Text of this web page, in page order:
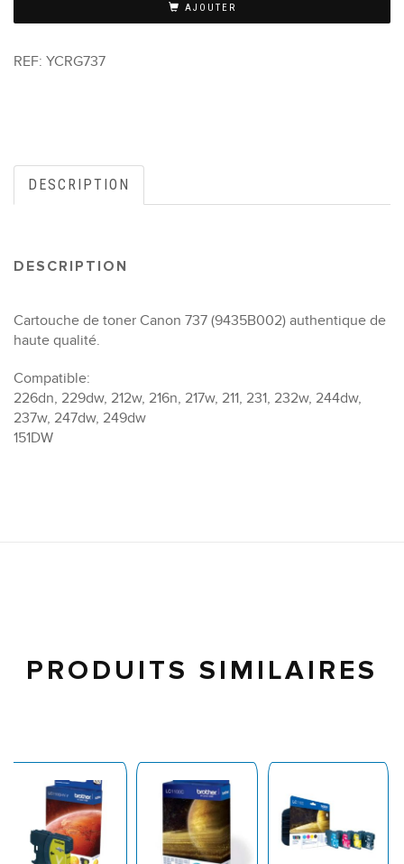
AJOUTER
REF: YCRG737
DESCRIPTION
DESCRIPTION
Cartouche de toner Canon 737 (9435B002) authentique de
haute qualité.
Compatible:
226dn, 229dw, 212w, 216n, 217w, 211, 231, 232w, 244dw,
237w, 247dw, 249dw
151DW
PRODUITS SIMILAIRES